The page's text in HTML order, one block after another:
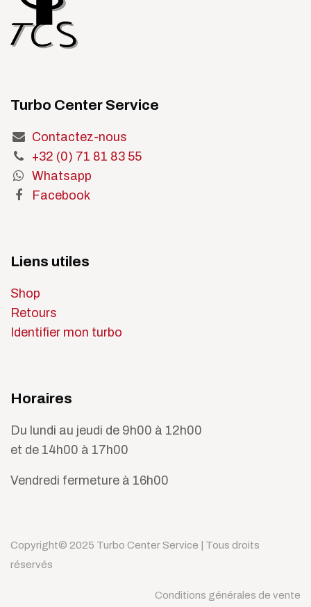
Turbo Center Service
Contactez-nous
+32 (0) 71 81 83 55
Whatsapp
Facebook
Liens utiles
Shop
Retours
Identifier mon turbo
Horaires
Du lundi au jeudi de 9h00 à 12h00
et de 14h00 à 17h00
Vendredi fermeture à 16h00
Copyright© 2025 Turbo Center Service | Tous droits
réservés
Conditions générales de vente